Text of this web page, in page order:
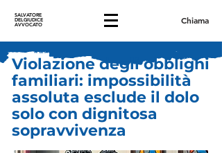
SALVATORE
DELGIUDICE
AVVOCATO Chiama
Violazione degli obblighi
familiari: impossibilità
assoluta esclude il dolo
solo con dignitosa
sopravvivenza